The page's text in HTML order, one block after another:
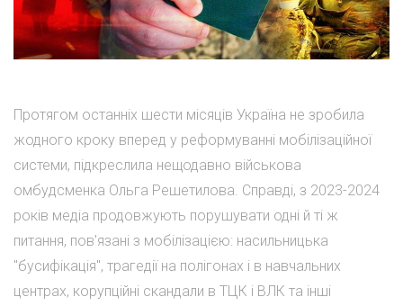
Протягом останніх шести місяців Україна не зробила
жодного кроку вперед у реформуванні мобілізаційної
системи, підкреслила нещодавно військова
омбудсменка Ольга Решетилова. Справді, з 2023-2024
років медіа продовжують порушувати одні й ті ж
питання, пов'язані з мобілізацією: насильницька
"бусифікація", трагедії на полігонах і в навчальних
центрах, корупційні скандали в ТЦК і ВЛК та інші